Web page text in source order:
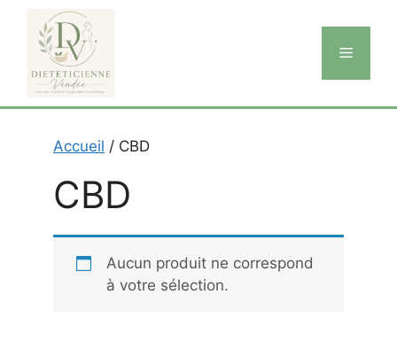
contenu
Menu
Accueil / CBD
CBD
Aucun produit ne correspond
à votre sélection.